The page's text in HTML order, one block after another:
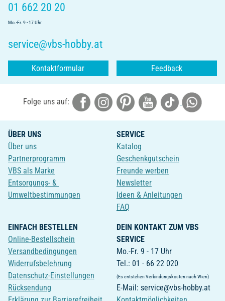
01 662 20 20
Mo.-Fr. 9 - 17 Uhr
service@vbs-hobby.at
Kontaktformular Feedback
Folge uns auf:
ÜBER UNS
Über uns
Partnerprogramm
VBS als Marke
Entsorgungs- &
Umweltbestimmungen
SERVICE
Katalog
Geschenkgutschein
Freunde werben
Newsletter
Ideen & Anleitungen
FAQ
EINFACH BESTELLEN
Online-Bestellschein
Versandbedingungen
Widerrufsbelehrung
Datenschutz-Einstellungen
Rücksendung
DEIN KONTAKT ZUM VBS
SERVICE
Mo.-Fr. 9 - 17 Uhr
Tel.: 01 - 66 22 020
(Es entstehen Verbindungskosten nach Wien)
E-Mail: service@vbs-hobby.at